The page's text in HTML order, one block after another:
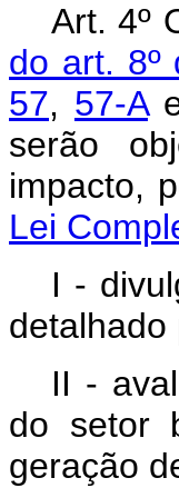
Art. 4º
do art. 8º
57, 57-A
serão
impacto,
Lei
I -
detalhado
II -
do setor
geração